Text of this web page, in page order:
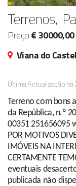
Terrenos,
Preço€ 30000,00
Viana do
Última Actualização há
Terreno com bons
da República, n.º
00351 251656095
POR MOTIVOS
IMÓVEIS NA
CERTAMENTE
eventuais
publicada não